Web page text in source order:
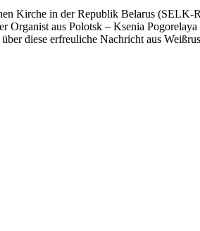
Kirche in der Republik Belarus (SELK-
Organist aus Polotsk – Ksenia
diese erfreuliche Nachricht aus